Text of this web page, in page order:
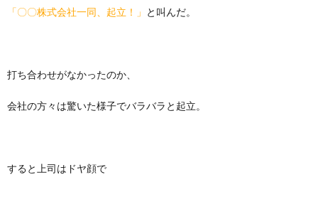
「〇〇株式会社一同、起立！」 と叫んだ。
打ち合わせがなかったのか、
会社の方々は驚いた様子でバラバラと起立。
すると上司はドヤ顔で